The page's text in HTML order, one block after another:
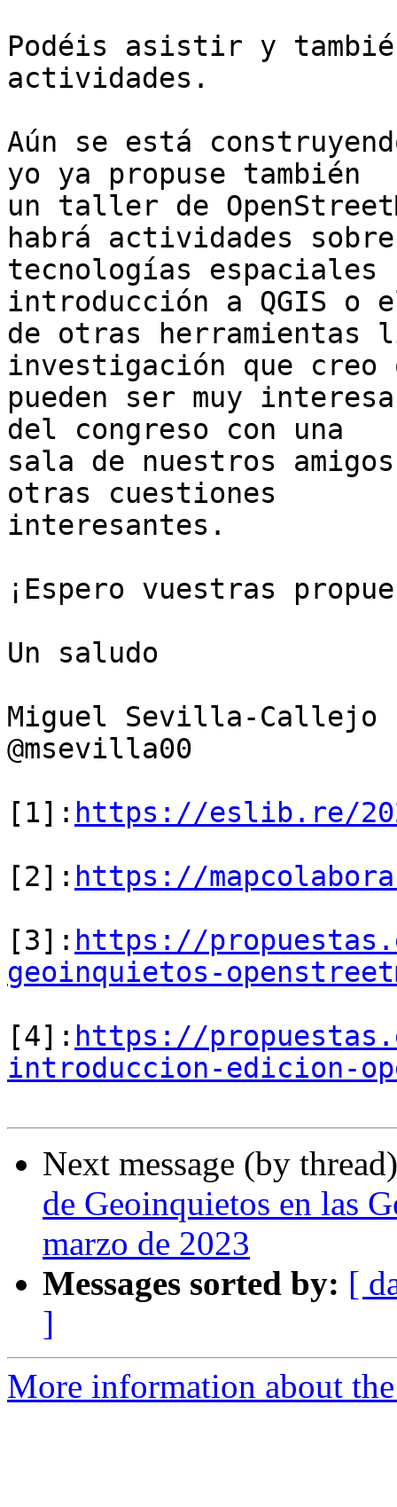
Podéis asistir y
actividades.
Aún se está
yo ya propuse también
un taller de
habrá actividades
tecnologías espaciales
introducción a QGIS o
de otras herramientas
investigación que creo
pueden ser muy
del congreso con una
sala de nuestros
otras cuestiones
interesantes.
¡Espero vuestras
Un saludo
Miguel Sevilla-Callejo
@msevilla00
[1]: https://eslib.re/
[2]: https://
[3]: https://
geoinquietos-
[4]: https://
introduccion-edicion-
Next message (by
de Geoinquietos en las
marzo de 2023
Messages sorted by: [
]
More information about